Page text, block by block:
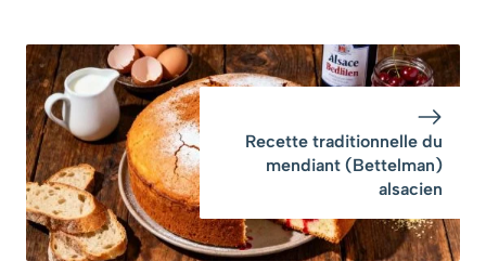
Recette traditionnelle du
mendiant (Bettelman)
alsacien